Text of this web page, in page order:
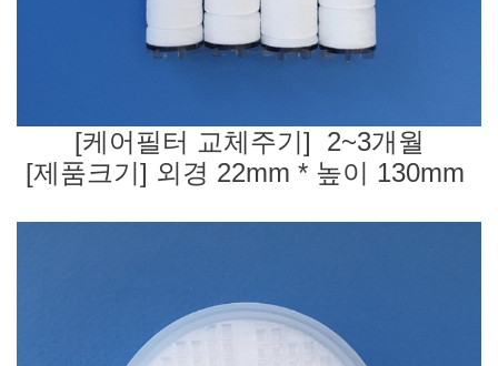
[케어필터 교체주기] 2~3개월
[제품크기] 외경 22mm * 높이 130mm